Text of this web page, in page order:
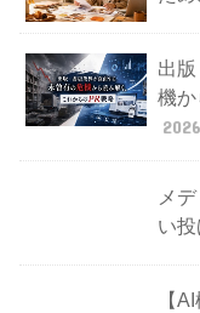
出
機
メ
い
【